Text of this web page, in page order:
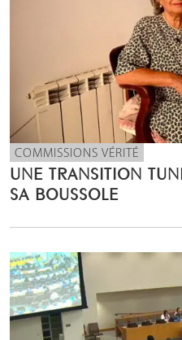
COMMISSIONS VÉRITÉ
UNE TRANSITION
SA BOUSSOLE